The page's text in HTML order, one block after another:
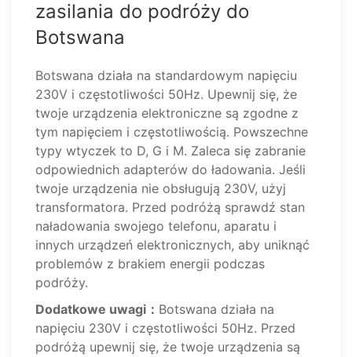
zasilania do podróży do
Botswana
Botswana działa na standardowym napięciu
230V i częstotliwości 50Hz. Upewnij się, że
twoje urządzenia elektroniczne są zgodne z
tym napięciem i częstotliwością. Powszechne
typy wtyczek to D, G i M. Zaleca się zabranie
odpowiednich adapterów do ładowania. Jeśli
twoje urządzenia nie obsługują 230V, użyj
transformatora. Przed podróżą sprawdź stan
naładowania swojego telefonu, aparatu i
innych urządzeń elektronicznych, aby uniknąć
problemów z brakiem energii podczas
podróży.
Dodatkowe uwagi： Botswana działa na
napięciu 230V i częstotliwości 50Hz. Przed
podróżą upewnij się, że twoje urządzenia są